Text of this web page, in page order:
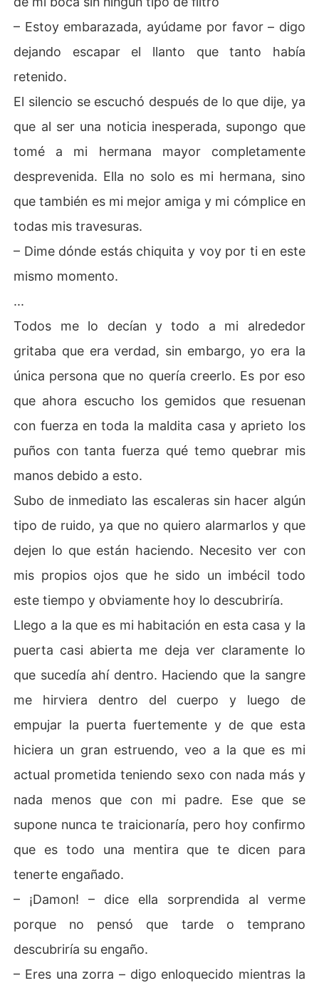
– Estoy embarazada, ayúdame por favor – digo
dejando escapar el llanto que tanto había
retenido.
El silencio se escuchó después de lo que dije, ya
que al ser una noticia inesperada, supongo que
tomé a mi hermana mayor completamente
desprevenida. Ella no solo es mi hermana, sino
que también es mi mejor amiga y mi cómplice en
todas mis travesuras.
– Dime dónde estás chiquita y voy por ti en este
mismo momento.
...
Todos me lo decían y todo a mi alrededor
gritaba que era verdad, sin embargo, yo era la
única persona que no quería creerlo. Es por eso
que ahora escucho los gemidos que resuenan
con fuerza en toda la maldita casa y aprieto los
puños con tanta fuerza qué temo quebrar mis
manos debido a esto.
Subo de inmediato las escaleras sin hacer algún
tipo de ruido, ya que no quiero alarmarlos y que
dejen lo que están haciendo. Necesito ver con
mis propios ojos que he sido un imbécil todo
este tiempo y obviamente hoy lo descubriría.
Llego a la que es mi habitación en esta casa y la
puerta casi abierta me deja ver claramente lo
que sucedía ahí dentro. Haciendo que la sangre
me hirviera dentro del cuerpo y luego de
empujar la puerta fuertemente y de que esta
hiciera un gran estruendo, veo a la que es mi
actual prometida teniendo sexo con nada más y
nada menos que con mi padre. Ese que se
supone nunca te traicionaría, pero hoy confirmo
que es todo una mentira que te dicen para
tenerte engañado.
– ¡Damon! – dice ella sorprendida al verme
porque no pensó que tarde o temprano
descubriría su engaño.
– Eres una zorra – digo enloquecido mientras la